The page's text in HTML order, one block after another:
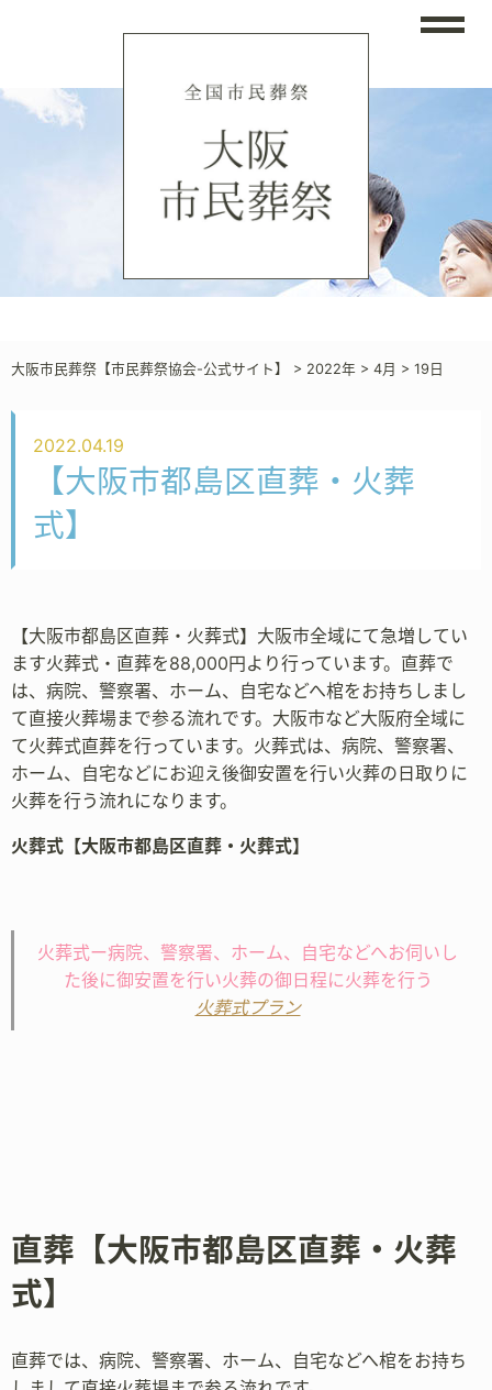
大阪市民葬祭【市民葬祭協会-公式サイト】 > 2022年 > 4月 > 19日
2022.04.19
【大阪市都島区直葬・火葬
式】
【大阪市都島区直葬・火葬式】大阪市全域にて急増してい
ます火葬式・直葬を88,000円より行っています。直葬で
は、病院、警察署、ホーム、自宅などへ棺をお持ちしまし
て直接火葬場まで参る流れです。大阪市など大阪府全域に
て火葬式直葬を行っています。火葬式は、病院、警察署、
ホーム、自宅などにお迎え後御安置を行い火葬の日取りに
火葬を行う流れになります。
火葬式【大阪市都島区直葬・火葬式】
火葬式ー病院、警察署、ホーム、自宅などへお伺いし
た後に御安置を行い火葬の御日程に火葬を行う
火葬式プラン
直葬【大阪市都島区直葬・火葬
式】
直葬では、病院、警察署、ホーム、自宅などへ棺をお持ち